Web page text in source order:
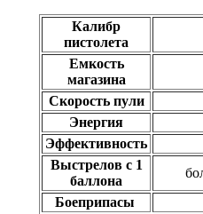
Калибр
пистолета
Емкость
магазина
Скорость пули
Энергия
Эффективность
Выстрелов с 1
баллона
Боеприпасы